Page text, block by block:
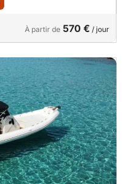
À partir de 570 € / jour